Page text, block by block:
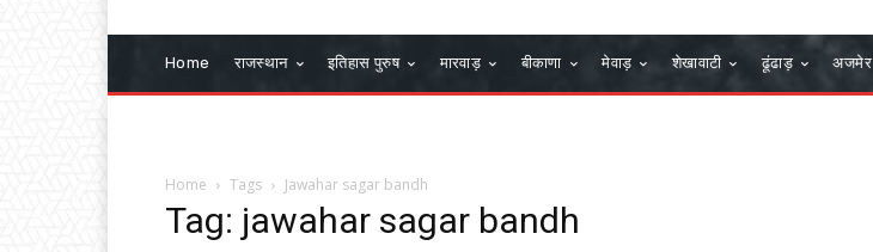
Home राजस्थान इतिहास पुरुष मारवाड़ बीकाणा मेवाड़ शेखावाटी ढूंढाड़ अजमेर
Home Tags Jawahar sagar bandh
Tag: jawahar sagar bandh